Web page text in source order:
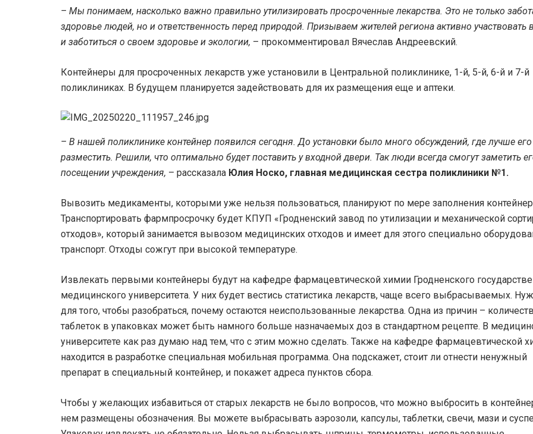
– Мы понимаем, насколько важно правильно утилизировать просроченные лекарства. Это не только
здоровье людей, но и ответственность перед природой. Призываем жителей региона активно участвовать
и заботиться о своем здоровье и экологии, – прокомментировал Вячеслав Андреевский.
Контейнеры для просроченных лекарств уже установили в Центральной поликлинике, 1-й, 5-й, 6-й и 7-й
поликлиниках. В будущем планируется задействовать для их размещения еще и аптеки.
– В нашей поликлинике контейнер появился сегодня. До установки было много обсуждений, где лучше его
разместить. Решили, что оптимально будет поставить у входной двери. Так люди всегда смогут заметить
посещении учреждения, – рассказала Юлия Носко, главная медицинская сестра поликлиники №1.
Вывозить медикаменты, которыми уже нельзя пользоваться, планируют по мере заполнения
Транспортировать фармпросрочку будет КПУП «Гродненский завод по утилизации и механической
отходов», который занимается вывозом медицинских отходов и имеет для этого специально
транспорт. Отходы сожгут при высокой температуре.
Извлекать первыми контейнеры будут на кафедре фармацевтической химии Гродненского
медицинского университета. У них будет вестись статистика лекарств, чаще всего выбрасываемых.
для того, чтобы разобраться, почему остаются неиспользованные лекарства. Одна из причин –
таблеток в упаковках может быть намного больше назначаемых доз в стандартном рецепте. В
университете как раз думаю над тем, что с этим можно сделать. Также на кафедре фармацевтической
находится в разработке специальная мобильная программа. Она подскажет, стоит ли отнести ненужный
препарат в специальный контейнер, и покажет адреса пунктов сбора.
Чтобы у желающих избавиться от старых лекарств не было вопросов, что можно выбросить в
нем размещены обозначения. Вы можете выбрасывать аэрозоли, капсулы, таблетки, свечи, мази и